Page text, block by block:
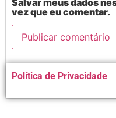
vez que eu comentar.
Alternative:
Política de Privacidade